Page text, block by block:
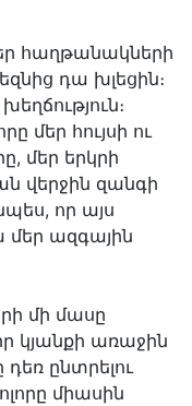
հաղթանակների
դա խլեցին։
մեր հույսի ու
մեր երկրի
վերջին զանգի
որ այս
ազգային
մի մասը
կյանքի առաջին
դեռ ընտրելու
միասին